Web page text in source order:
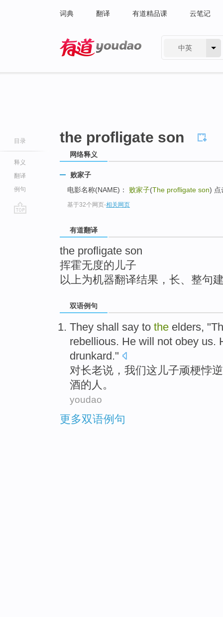
词典 翻译 有道精品课 云笔记
中英
目录
释义
翻译
例句
the profligate son
网络释义
败家子
电影名称(NAME)： 败家子(The profligate son) 点
基于32个网页-相关网页
有道翻译
the profligate son
挥霍无度的儿子
以上为机器翻译结果，长、整句
双语例句
They shall say to the elders, "
rebellious. He will not obey us.
drunkard."
对长老说 ， 我们这 儿子顽梗悖逆
酒的 人。
youdao
更多双语例句